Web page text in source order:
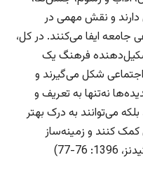
دارند و نقش مهمی در
ایفا می‌کنند. در کل،
فرهنگ یک
شکل می‌گیرند و
نه‌تنها به تعریف و
می‌توانند به درک بهتر
کنند و زمینه‌ساز
77)